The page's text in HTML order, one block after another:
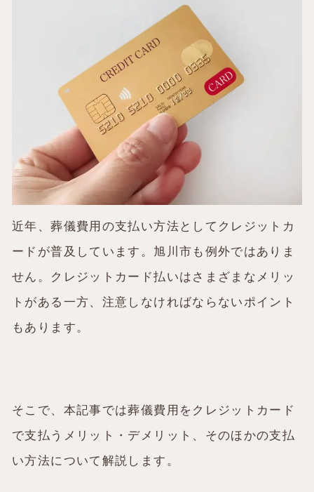
近年、葬儀費用の支払い方法としてクレジットカ
ードが普及しています。旭川市も例外ではありま
せん。クレジットカード払いはさまざまなメリッ
トがある一方、注意しなければならないポイント
もあります。
そこで、本記事では葬儀費用をクレジットカード
で支払うメリット・デメリット、そのほかの支払
い方法について解説します。